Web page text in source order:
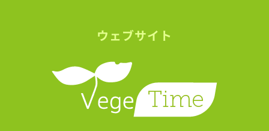
ウェブサイト